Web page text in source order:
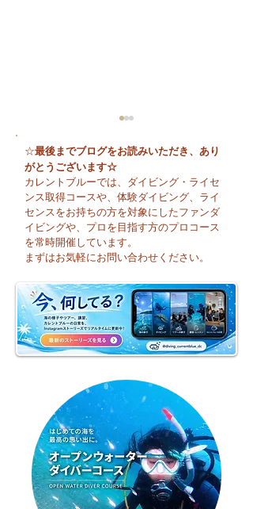
😊 海へ戻る第一歩！リ
フレッシュコース開催♪
☆最後までブログをお読みいただき、あり
がとうございます☆
カレントブルーでは、ダイビング・ライセ
ンス取得コースや、体験ダイビング、ライ
センスをお持ちの方を対象にしたファンダ
イビングや、プロを目指す方のプロコース
を常時開催しています。
まずはお気軽にお問い合わせください。